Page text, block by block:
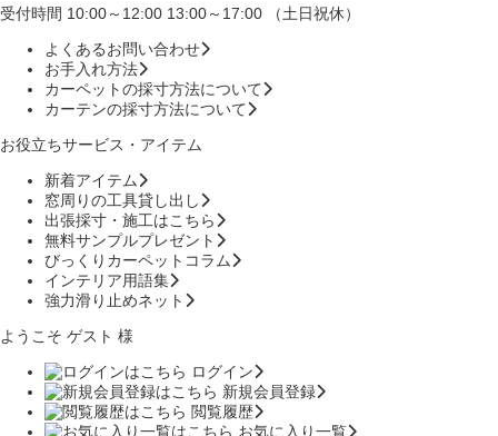
受付時間 10:00～12:00 13:00～17:00 （土日祝休）
よくあるお問い合わせ
お手入れ方法
カーペットの採寸方法について
カーテンの採寸方法について
お役立ちサービス・アイテム
新着アイテム
窓周りの工具貸し出し
出張採寸・施工はこちら
無料サンプルプレゼント
びっくりカーペットコラム
インテリア用語集
強力滑り止めネット
ようこそ ゲスト 様
ログイン
新規会員登録
閲覧履歴
お気に入り一覧